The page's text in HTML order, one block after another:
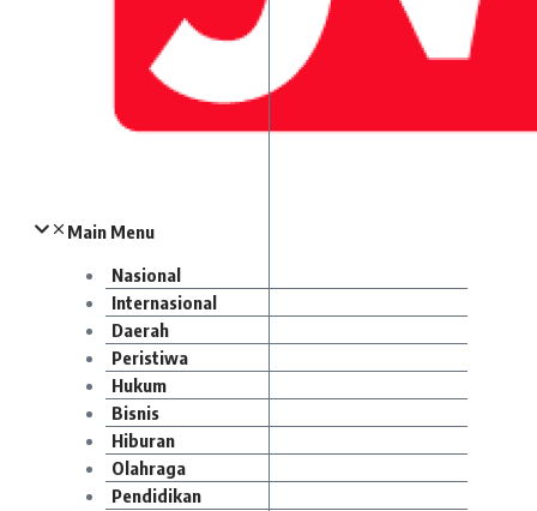
Main Menu
Nasional
Internasional
Daerah
Peristiwa
Hukum
Bisnis
Hiburan
Olahraga
Pendidikan